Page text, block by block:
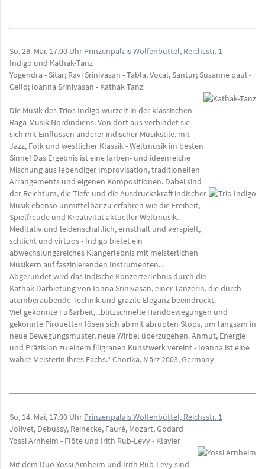
So, 28. Mai, 17.00 Uhr Prinzenpalais Wolfenbüttel, Reichsstr. 1
Indigo und Kathak-Tanz
Yogendra - Sitar; Ravi Srinivasan - Tabla, Vocal, Santur; Susanne paul -
Cello; Ioanna Srinivasan - Kathak Tanz
Die Musik des Trios Indigo wurzelt in der klassischen
Raga-Musik Nordindiens. Von dort aus verbindet sie
sich mit Einflüssen anderer indischer Musikstile, mit
Jazz, Folk und westlicher Klassik - Weltmusik im besten
Sinne! Das Ergebnis ist eine farben- und ideenreiche
Mischung aus lebendiger Improvisation, traditionellen
Arrangements und eigenen Kompositionen. Dabei sind
der Reichtum, die Tiefe und die Ausdruckskraft indischer
Musik ebenso unmittelbar zu erfahren wie die Freiheit,
Spielfreude und Kreativität aktueller Weltmusik.
Meditativ und leidenschaftlich, ernsthaft und verspielt,
schlicht und virtuos - Indigo bietet ein
abwechslungsreiches Klangerlebnis mit meisterlichen
Musikern auf faszinierenden Instrumenten...
Abgerundet wird das indische Konzerterlebnis durch die
Kathak-Darbietung von Ionna Srinivasan, einer Tänzerin, die durch
atemberaubende Technik und grazile Eleganz beeindruckt.
Viel gekonnte Fußarbeit,...blitzschnelle Handbewegungen und
gekonnte Pirouetten lösen sich ab mit abrupten Stops, um langsam in
neue Bewegungsmuster, neue Wirbel überzugehen. Anmut, Energie
und Präzision zu einem filigranen Kunstwerk vereint - Ioanna ist eine
wahre Meisterin ihres Fachs.“ Chorika, März 2003, Germany
So, 14. Mai, 17.00 Uhr Prinzenpalais Wolfenbüttel, Reichsstr. 1
Jolivet, Debussy, Reinecke, Fauré, Mozart, Godard
Yossi Arnheim - Flöte und Irith Rub-Levy - Klavier
Mit dem Duo Yossi Arnheim und Irith Rub-Levy sind